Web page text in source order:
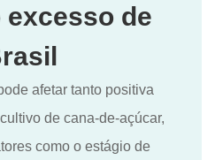
de
afetar tanto positiva
de cana-de-açúcar,
como o estágio de